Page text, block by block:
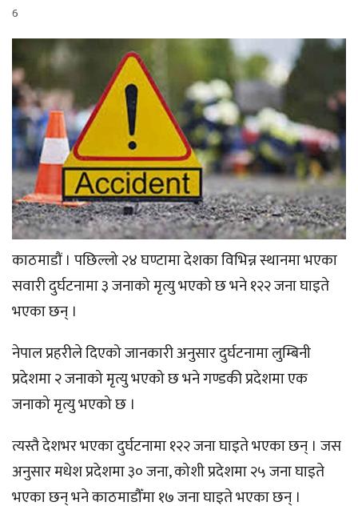
6
काठमाडौं । पछिल्लो २४ घण्टामा देशका विभिन्न स्थानमा भएका
सवारी दुर्घटनामा ३ जनाको मृत्यु भएको छ भने १२२ जना घाइते
भएका छन् ।
नेपाल प्रहरीले दिएको जानकारी अनुसार दुर्घटनामा लुम्बिनी
प्रदेशमा २ जनाको मृत्यु भएको छ भने गण्डकी प्रदेशमा एक
जनाको मृत्यु भएको छ ।
त्यस्तै देशभर भएका दुर्घटनामा १२२ जना घाइते भएका छन् । जस
अनुसार मधेश प्रदेशमा ३० जना, कोशी प्रदेशमा २५ जना घाइते
भएका छन् भने काठमाडौँमा १७ जना घाइते भएका छन् ।